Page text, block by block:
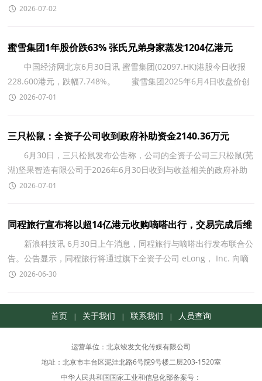
77.78%，成为拉动全球数字内容产业增长的重要引擎。同期，海外
2026-07-02
蜜雪集团1年股价跌63% 张氏兄弟身家蒸发1204亿港元
中国经济网北京6月30日讯 蜜雪集团(02097.HK)港股今日收报
228.600港元，跌幅7.748%。 蜜雪集团2025年6月4日收盘价创
下历史收盘价高点615.50港元，近一年股价累计跌幅62.
2026-07-01
三只松鼠：全资子公司收到政府补助资金2140.36万元
6月30日，三只松鼠发布公告称，公司的全资子公司三只松鼠(芜
湖)坚果智造有限公司于2026年6月30日收到与收益相关的政府补助
资金共计人民币2140.36万元，占公司最近一个会计年
2026-07-01
同程旅行宣布将以超14亿港元收购嘀嗒出行，交易完成后维
持嘀嗒出行在香港联交
新浪科技讯 6月30日上午消息，同程旅行与嘀嗒出行发布联合公
告。公告显示，同程旅行将通过旗下全资子公司 eLong， Inc. 向嘀
嗒出行发起自愿有条件全面现金要约收购。此次要约
2026-06-30
首页 关于我们 联系我们 人员查询
运营单位：北京竣发文化传媒有限公司
地址：北京市丰台区泥洼北路6号院9号楼二层203-1520室
中华人民共和国国家工业和信息化部备案号：